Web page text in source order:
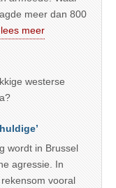
meer dan 800
meer
westerse
wordt in Brussel
agressie. In
vooral